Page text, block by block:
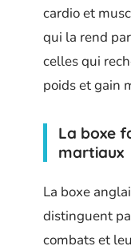
cardio et
qui la rend
celles qui
poids et gain
La boxe
martiaux
La boxe
distinguent
combats et